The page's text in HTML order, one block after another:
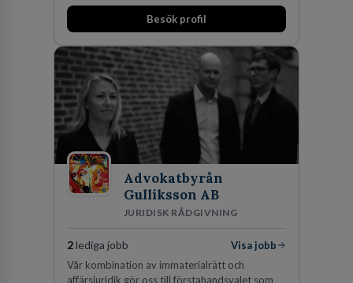
huvudanläggningen i Värnamo. Sedan dess har
man expanderat kraftigt genom ett antal
den största privata återförsäljaren av Volvo
Lastvagnar och finns representerade på 20
orter i södra Sverige.
Besök profil
Advokatbyrån
Gulliksson AB
JURIDISK RÅDGIVNING
2lediga jobb
Visa jobb
Vår kombination av immaterialrätt och
affärsjuridik gör oss till förstahandsvalet som